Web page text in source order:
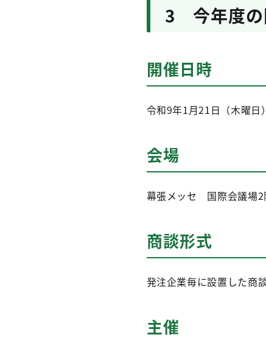
3 今年度の
開催日時
令和9年1月21日（木曜
会場
幕張メッセ 国際会議場2
商談形式
発注企業毎に設置した商
主催